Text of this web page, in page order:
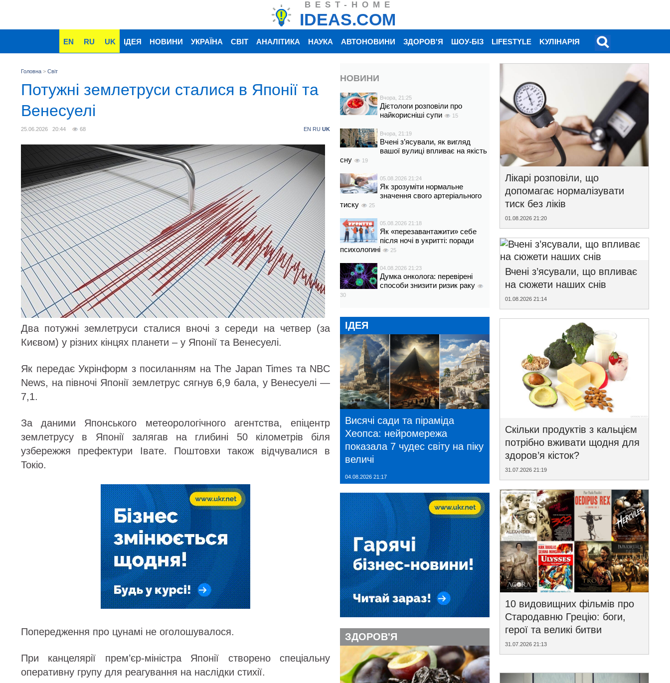
BEST-HOME
IDEAS.COM
EN RU UK ІДЕЯ НОВИНИ УКРАЇНА СВІТ АНАЛІТИКА НАУКА АВТОНОВИНИ ЗДОРОВ'Я ШОУ-БІЗ LIFESTYLE KУЛІНАРІЯ
Головна > Світ
Потужні землетруси сталися в Японії та
Венесуелі
25.06.2026 20:44 68 EN RU UK
Два потужні землетруси сталися вночі з середи на четвер (за
Києвом) у різних кінцях планети – у Японії та Венесуелі.
Як передає Укрінформ з посиланням на The Japan Times та NBC
News, на півночі Японії землетрус сягнув 6,9 бала, у Венесуелі —
7,1.
За даними Японського метеорологічного агентства, епіцентр
землетрусу в Японії залягав на глибині 50 кілометрів біля
узбережжя префектури Івате. Поштовхи також відчувалися в
Токіо.
Попередження про цунамі не оголошувалося.
При канцелярії прем’єр-міністра Японії створено спеціальну
оперативну групу для реагування на наслідки стихії.
НОВИНИ
Вчора, 21:25
Дієтологи розповіли про
найкорисніші супи
15
Вчора, 21:19
Вчені з’ясували, як вигляд
вашої вулиці впливає на якість
сну
19
05.08.2026 21:24
Як зрозуміти нормальне
значення свого артеріального
тиску
25
05.08.2026 21:18
Як «перезавантажити» себе
після ночі в укритті: поради
психологині
25
04.08.2026 21:23
Думка онколога: перевірені
способи знизити ризик раку
30
ІДЕЯ
Висячі сади та піраміда
Хеопса: нейромережа
показала 7 чудес світу на піку
величі
04.08.2026 21:17
ЗДОРОВ'Я
Лікарі розповіли, що
допомагає нормалізувати
тиск без ліків
01.08.2026 21:20
Вчені з’ясували, що впливає
на сюжети наших снів
01.08.2026 21:14
Скільки продуктів з кальцієм
потрібно вживати щодня для
здоров’я кісток?
31.07.2026 21:19
10 видовищних фільмів про
Стародавню Грецію: боги,
герої та великі битви
31.07.2026 21:13